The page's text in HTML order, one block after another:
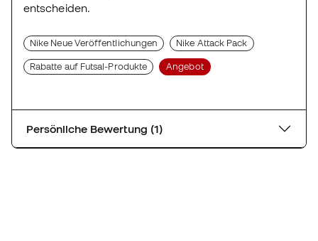
entscheiden.
Nike Neue Veröffentlichungen Nike Attack Pack
Rabatte auf Futsal-Produkte Angebot
Persönliche Bewertung (1)